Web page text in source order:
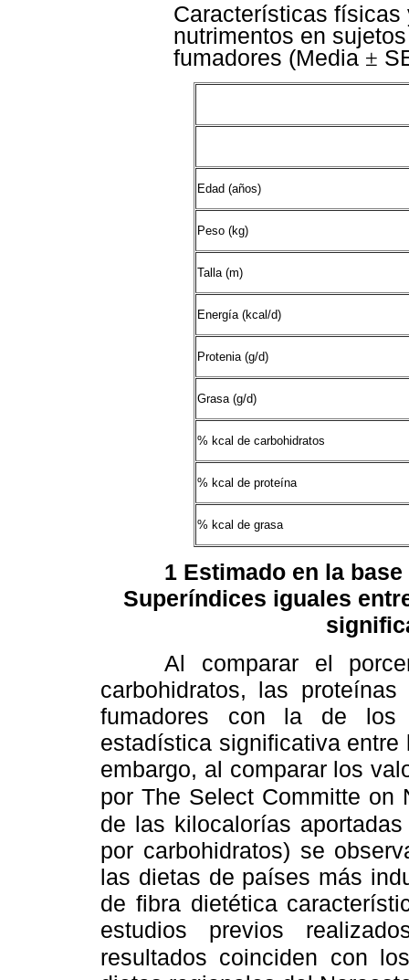
Características
nutrimentos en
fumadores (Media ±
Edad (años)
Peso (kg)
Talla (m)
Energía (kcal/d)
Protenia (g/d)
Grasa (g/d)
% kcal de carbohidratos
% kcal de proteína
% kcal de grasa
1 Estimado en la
Superíndices iguales
Al comparar el
carbohidratos, las
fumadores con la de los
estadística significativa
embargo, al comparar los
por The Select Committe on
de las kilocalorías
por carbohidratos) se
las dietas de países más
de fibra dietética
estudios previos
resultados coinciden con